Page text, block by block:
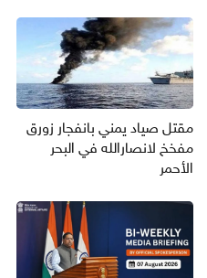
مقتل صياد يمني بانفجار زورق
مفخخ لانصارالله في البحر
الأحمر